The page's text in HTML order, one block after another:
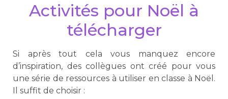
Activités pour Noël à
télécharger
Si après tout cela vous manquez encore
d’inspiration, des collègues ont créé pour vous
une série de ressources à utiliser en classe à Noël.
Il suffit de choisir :